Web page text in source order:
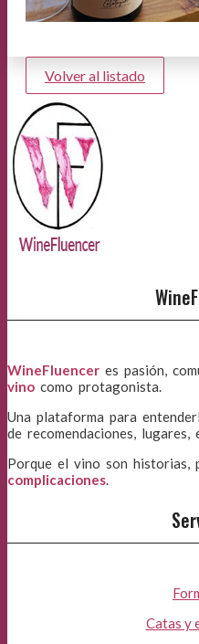
Volver al listado
WineFluencer es pasión,
vino como protagonista.
Una plataforma para
de recomendaciones,
Porque el vino son historias,
complicaciones.
Catas y